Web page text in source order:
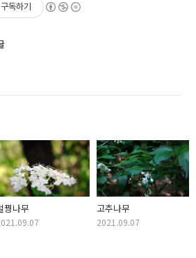
구독하기
꿩나무 고추나무
2021.09.07